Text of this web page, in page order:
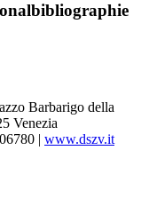
Barbarigo della
Venezia
| www.dszv.it